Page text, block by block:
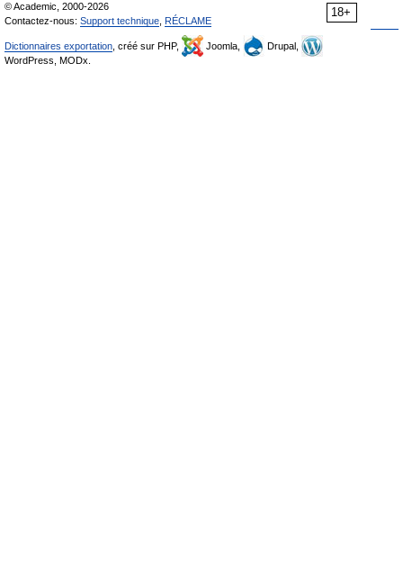
18+
© Academic, 2000-2026
Contactez-nous: Support technique RÉCLAME
Dictionnaires exportation , créé sur PHP, Joomla,
Drupal,
WordPress, MODx.